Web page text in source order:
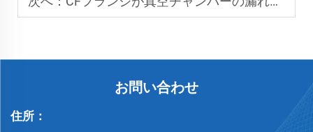
お問い合わせ
住所：